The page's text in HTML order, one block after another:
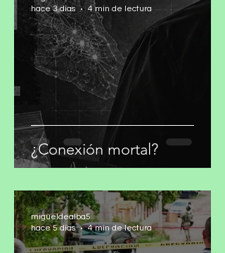
¿Conexión mortal?
migueldealba5
hace 3 días
4 min de lectura
migueldealba5
hace 5 días
4 min de lectura